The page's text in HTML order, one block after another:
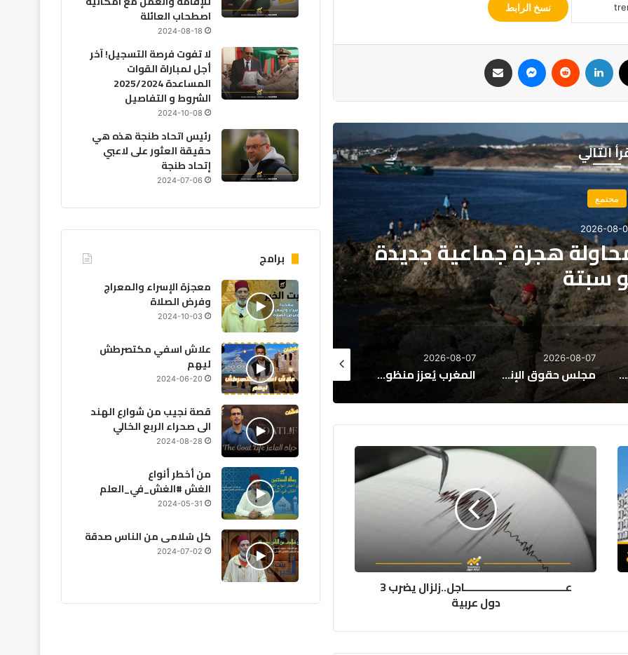
نسخ الرابط
لينكدإن ماسنجر
التالي
مجتمع
2026-08-
موعد الدخول المدرسي
2026-08-07
مجلس حقوق الإنسان يحذر:
الراغبين في العبور
الراغبين في العبور إلى سبتة
2026-08-07
المغرب يُعزز منظومة تكوين كرة القدم بقواعد تنظيمية جديدة
2026-08-07
الرقم الأخضر يطيح برئيس جماعة بآسفي
2026-08-07
نجاة 18 بحارًا بعد غرق مركب صيد للسردين قبالة سواحل الداخلة
2026-08-07
2026-08-07
عــــــــــــــــــــــــــــــــــــاجل..زلزال
عــــــــــــــــــــــــــــــــــــاجل..زلزال يضرب 3
دول عربية
اصطحاب العائلة
2024-08-18
لا تفوت فرصة التسجيل! آخر
أجل لمباراة القوات
المساعدة 2025/2024
الشروط و التفاصيل
2024-10-08
رئيس اتحاد طنجة هذه هي
حقيقة العثور على لاعبي
إتحاد طنجة
2024-07-06
برامج
معجزة الإسراء والمعراج
وفرض الصلاة
2024-10-03
علاش اسفي مكتصرطش
ليهم
2024-06-20
قصة نجيب من شوارع الهند
الى صحراء الربع الخالي
2024-08-28
من أخطر أنواع
الغش #الغش_في_العلم
2024-05-31
كل سُلامى من الناس صدقة
2024-07-02